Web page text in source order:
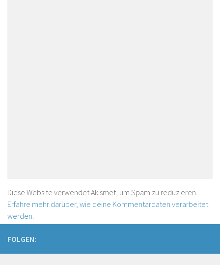
Diese Website verwendet Akismet, um Spam zu reduzieren.
Erfahre mehr darüber, wie deine Kommentardaten verarbeitet
werden.
FOLGEN: